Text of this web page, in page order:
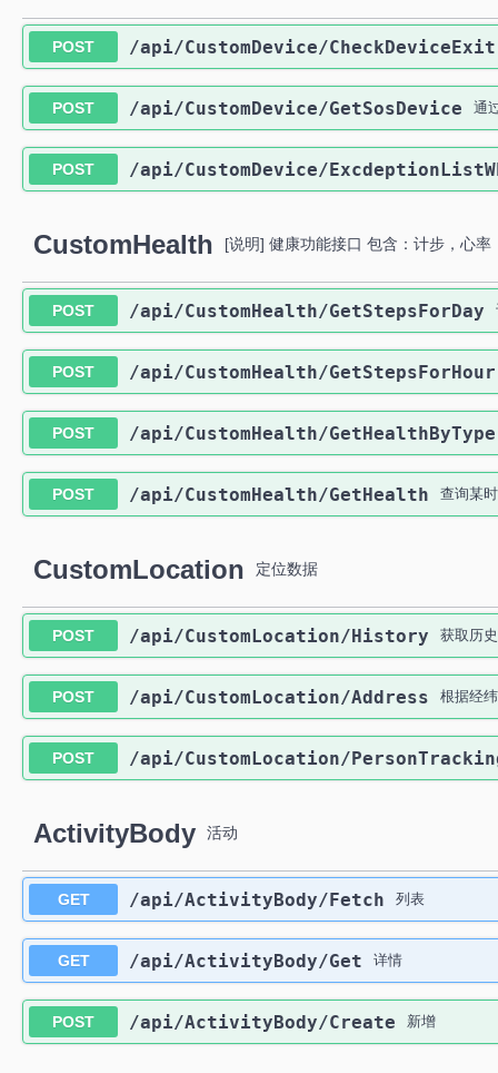
POST ​/api​/CustomDevice​/CheckDeviceExit
POST ​/api​/CustomDevice​/GetSosDevice 通
POST ​/api​/CustomDevice​/
CustomHealth [说明] 健康功能接口 包含：计步，心
POST ​/api​/CustomHealth​/GetStepsForDay
POST ​/api​/CustomHealth​/GetStepsForHour
POST ​/api​/CustomHealth​/GetHealthByType
POST ​/api​/CustomHealth​/GetHealth 查询某
CustomLocation 定位数据
POST ​/api​/CustomLocation​/History 获取历
POST ​/api​/CustomLocation​/Address 根据经
POST ​/api​/CustomLocation​/
ActivityBody 活动
GET ​/api​/ActivityBody​/Fetch 列表
GET ​/api​/ActivityBody​/Get 详情
POST ​/api​/ActivityBody​/Create 新增